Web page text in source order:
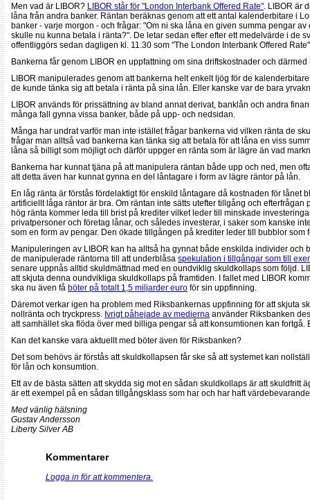
Men vad är LIBOR? LIBOR står för "London Interbank Offered Rate" . LIBOR är
låna från andra banker. Räntan beräknas genom att ett antal kalenderbitare i
banker - varje morgon - och frågar: "Om ni ska låna en given summa pengar
skulle nu kunna betala i ränta?". De letar sedan efter efter ett medelvärde i de
offentliggörs sedan dagligen kl. 11.30 som "The London Interbank Offered
Bankerna får genom LIBOR en uppfattning om sina driftskostnader och
LIBOR manipulerades genom att bankerna helt enkelt ljög för de
de kunde tänka sig att betala i ränta på sina lån. Eller kanske var de bara
LIBOR används för prissättning av bland annat derivat, banklån och andra
många fall gynna vissa banker, både på upp- och nedsidan.
Många har undrat varför man inte istället frågar bankerna vid vilken ränta de
frågar man alltså vad bankerna kan tänka sig att betala för att låna en viss
låna så billigt som möjligt och därför uppger en ränta som är lägre än vad
Bankerna har kunnat tjäna på att manipulera räntan både upp och ned, men
att detta även har kunnat gynna en del låntagare i form av lägre räntor på lån.
En låg ränta är förstås fördelaktigt för enskild låntagare då kostnaden för lånet
artificiellt låga räntor är bra. Om räntan inte sätts utefter tillgång och
hög ränta kommer leda till brist på krediter vilket leder till minskade
privatpersoner och företag lånar, och således investerar, i saker som kanske
som en form av pengar. Den ökade tillgången på krediter leder till bubblor som
Manipuleringen av LIBOR kan ha alltså ha gynnat både enskilda individer och
de manipulerade räntorna till att underblåsa spekulation i tillgångar som till
senare uppnås alltid skuldmättnad med en oundviklig skuldkollaps som följd.
att skjuta denna oundvikliga skuldkollaps på framtiden. I fallet med LIBOR
ska nu även få böter på totalt 1,5 miljarder euro för sin uppfinning.
Däremot verkar igen ha problem med Riksbankernas uppfinning för att skjuta
nollränta och tryckpress. Ivrigt påhejade av medierna använder Riksbanken
att samhället ska flöda över med billiga pengar så att konsumtionen kan fortgå.
Kan det kanske vara aktuellt med böter även för Riksbanken?
Det som behövs är förstås att skuldkollapsen får ske så att systemet kan
för lån och konsumtion.
Ett av de bästa sätten att skydda sig mot en sådan skuldkollaps är att skuldfritt
är ett exempel på en sådan tillgångsklass som har och har haft
Med vänlig hälsning
Gustav Andersson
Liberty Silver AB
Kommentarer
Logga in för att kommentera.